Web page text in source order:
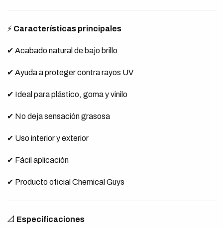
⚡ Características principales
✔ Acabado natural de bajo brillo
✔ Ayuda a proteger contra rayos UV
✔ Ideal para plástico, goma y vinilo
✔ No deja sensación grasosa
✔ Uso interior y exterior
✔ Fácil aplicación
✔ Producto oficial Chemical Guys
📐 Especificaciones